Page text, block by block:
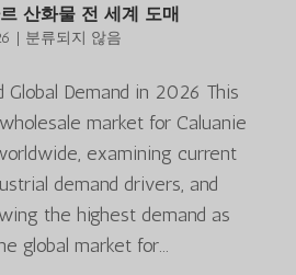
산화물 전 세계 도매
| 분류되지 않음
Global Demand in 2026 This
market for Caluanie
examining current
demand drivers, and
the highest demand as
global market for...